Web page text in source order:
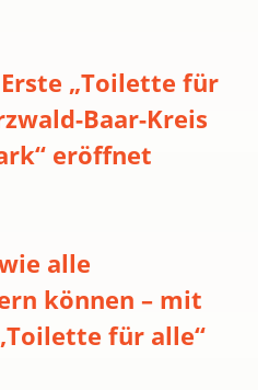
„Toilette für
Baar-Kreis
eröffnet
alle
können – mit
für alle“